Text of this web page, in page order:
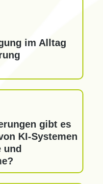
im Alltag
gibt es
KI-Systemen